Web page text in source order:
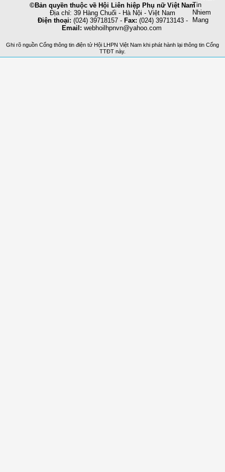
©Bản quyền thuộc về Hội Liên hiệp Phụ nữ Việt Nam
Địa chỉ: 39 Hàng Chuối - Hà Nội - Việt Nam
Điện thoại: (024) 39718157 - Fax: (024) 39713143 -
Email: webhoilhpnvn@yahoo.com
Ghi rõ nguồn Cổng thông tin điện tử Hội LHPN Việt Nam khi phát hành lại thông tin Cổng
TTĐT này.